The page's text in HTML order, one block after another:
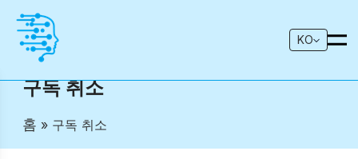
KO
구독 취소
홈 » 구독 취소